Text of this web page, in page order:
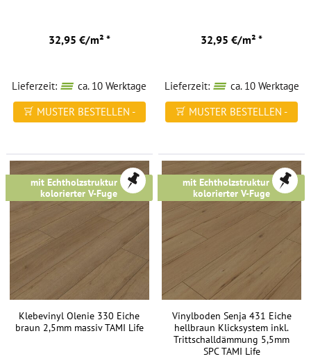
32,95 €/m² *
Lieferzeit:
ca. 10 Werktage
MUSTER BESTELLEN -
32,95 €/m² *
Lieferzeit:
ca. 10 Werktage
MUSTER BESTELLEN -
mit Echtholzstruktur &
kolorierter V-Fuge
Klebevinyl Olenie 330 Eiche
braun 2,5mm massiv TAMI Life
mit Echtholzstruktur &
kolorierter V-Fuge
Vinylboden Senja 431 Eiche
hellbraun Klicksystem inkl.
Trittschalldämmung 5,5mm
SPC TAMI Life